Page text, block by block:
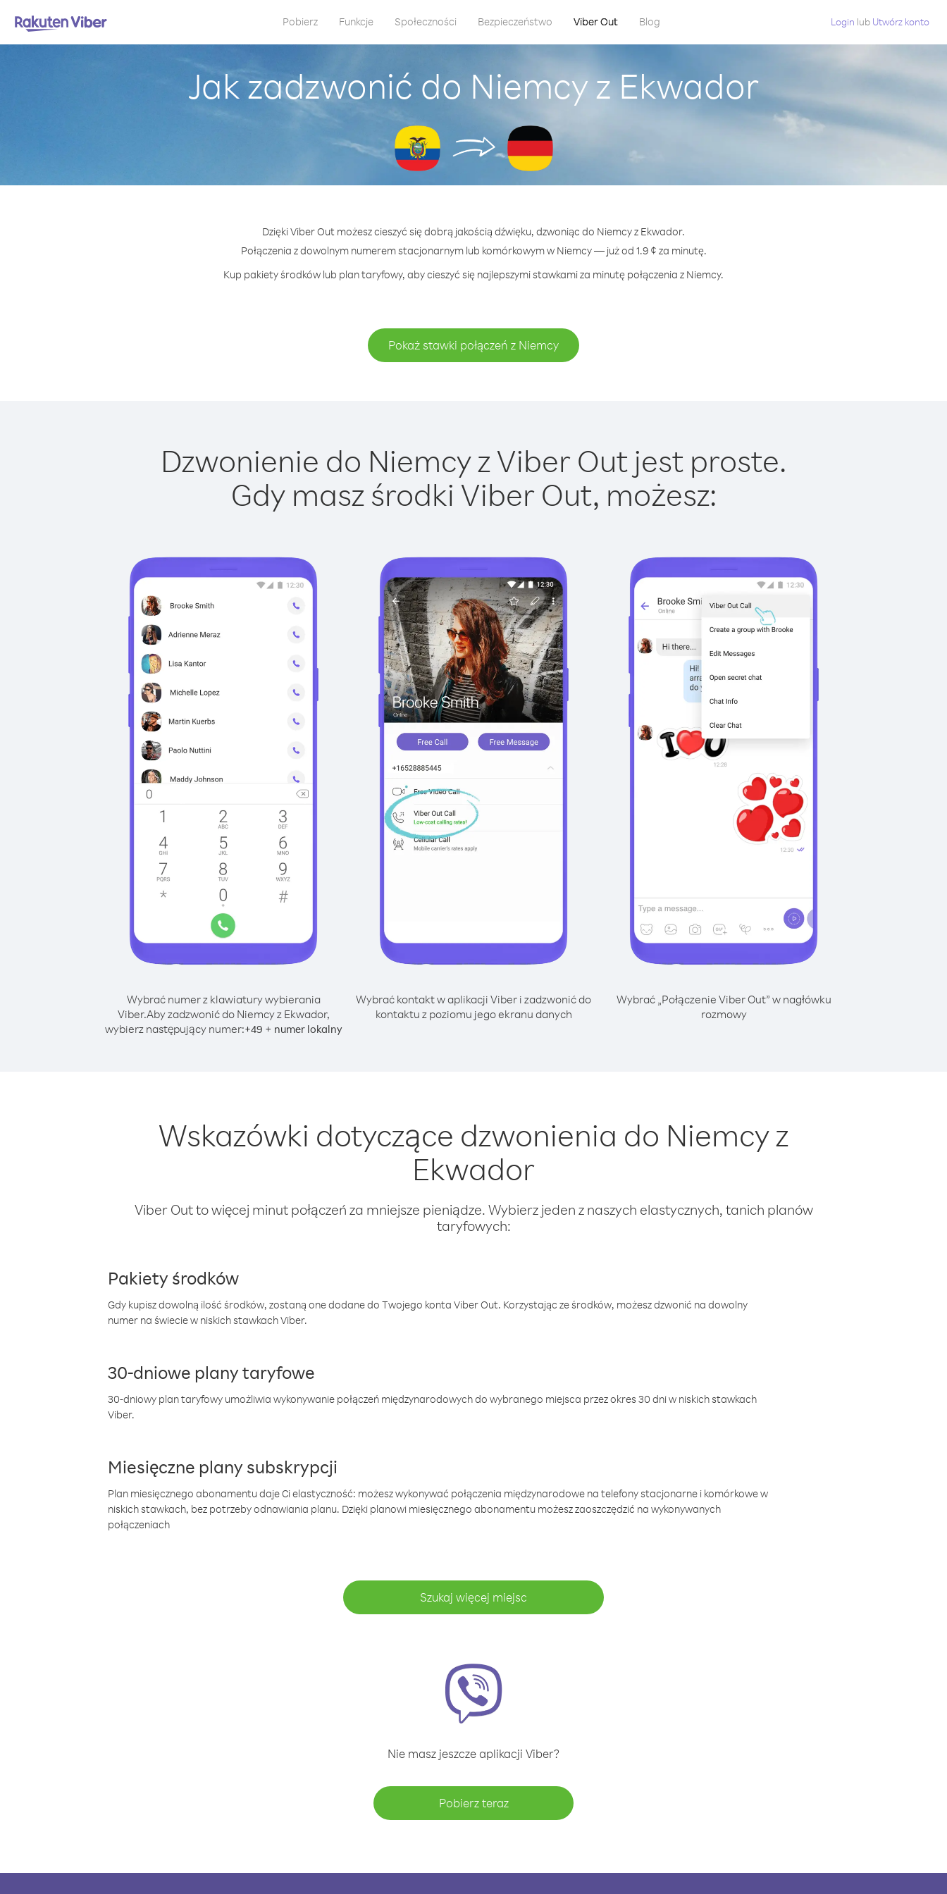
Pobierz Funkcje Społeczności Bezpieczeństwo Viber Out Blog Login lub Utwórz konto
Jak zadzwonić do Niemcy z Ekwador
Dzięki Viber Out możesz cieszyć się dobrą jakością dźwięku, dzwoniąc do Niemcy z Ekwador.
Połączenia z dowolnym numerem stacjonarnym lub komórkowym w Niemcy — już od 1.9 ¢ za minutę.
Kup pakiety środków lub plan taryfowy, aby cieszyć się najlepszymi stawkami za minutę połączenia z Niemcy.
Pokaż stawki połączeń z Niemcy
Dzwonienie do Niemcy z Viber Out jest proste.
Gdy masz środki Viber Out, możesz:
Wybrać numer z klawiatury wybierania
Viber.Aby zadzwonić do Niemcy z Ekwador,
wybierz następujący numer:+49 + numer lokalny
Wybrać kontakt w aplikacji Viber i zadzwonić do
kontaktu z poziomu jego ekranu danych
Wybrać „Połączenie Viber Out” w nagłówku
rozmowy
Wskazówki dotyczące dzwonienia do Niemcy z
Ekwador
Viber Out to więcej minut połączeń za mniejsze pieniądze. Wybierz jeden z naszych elastycznych, tanich planów
taryfowych:
Pakiety środków
Gdy kupisz dowolną ilość środków, zostaną one dodane do Twojego konta Viber Out. Korzystając ze środków, możesz dzwonić na dowolny
numer na świecie w niskich stawkach Viber.
30-dniowe plany taryfowe
30-dniowy plan taryfowy umożliwia wykonywanie połączeń międzynarodowych do wybranego miejsca przez okres 30 dni w niskich stawkach
Viber.
Miesięczne plany subskrypcji
Plan miesięcznego abonamentu daje Ci elastyczność: możesz wykonywać połączenia międzynarodowe na telefony stacjonarne i komórkowe w
niskich stawkach, bez potrzeby odnawiania planu. Dzięki planowi miesięcznego abonamentu możesz zaoszczędzić na wykonywanych
połączeniach
Szukaj więcej miejsc
Nie masz jeszcze aplikacji Viber?
Pobierz teraz